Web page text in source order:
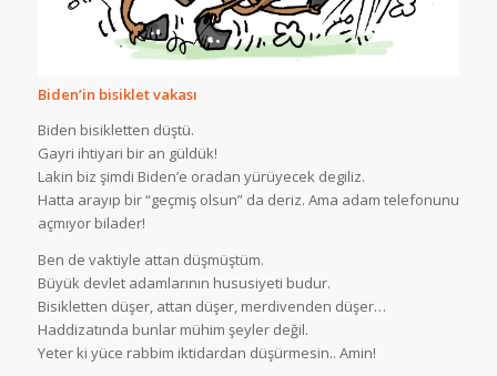
Biden’in bisiklet vakası
Biden bisikletten düştü.
Gayri ihtiyari bir an güldük!
Lakin biz şimdi Biden’e oradan yürüyecek degiliz.
Hatta arayıp bir “geçmiş olsun” da deriz. Ama adam telefonunu
açmıyor bilader!
Ben de vaktiyle attan düşmüştüm.
Büyük devlet adamlarının hususiyeti budur.
Bisikletten düşer, attan düşer, merdivenden düşer…
Haddizatında bunlar mühim şeyler değil.
Yeter ki yüce rabbim iktidardan düşürmesin.. Amin!